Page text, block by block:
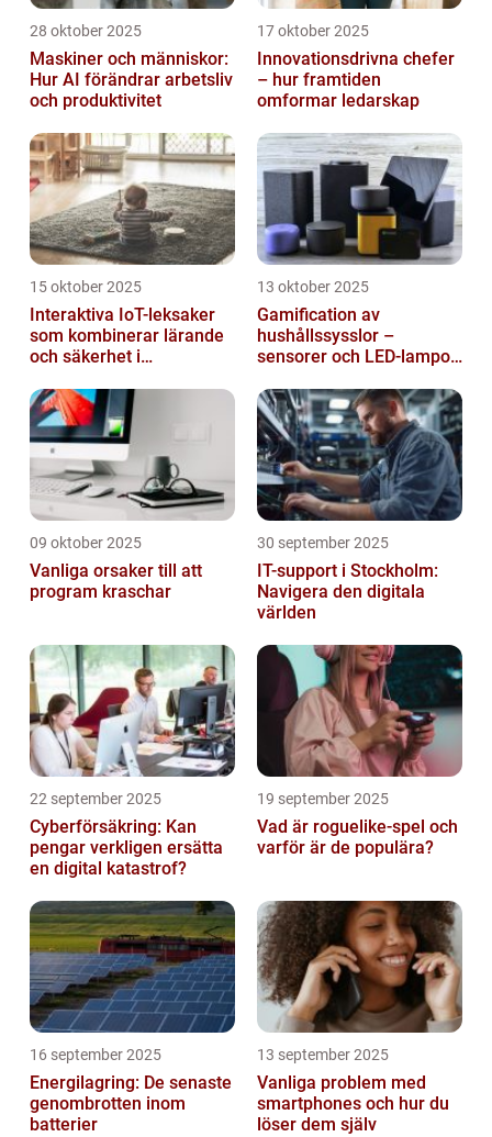
28 oktober 2025
Maskiner och människor:
Hur AI förändrar arbetsliv
och produktivitet
17 oktober 2025
Innovationsdrivna chefer
– hur framtiden
omformar ledarskap
15 oktober 2025
Interaktiva IoT-leksaker
som kombinerar lärande
och säkerhet i
13 oktober 2025
Gamification av
hushållssysslor –
sensorer och LED-lampor
09 oktober 2025
Vanliga orsaker till att
program kraschar
30 september 2025
IT-support i Stockholm:
Navigera den digitala
världen
22 september 2025
Cyberförsäkring: Kan
pengar verkligen ersätta
en digital katastrof?
19 september 2025
Vad är roguelike-spel och
varför är de populära?
16 september 2025
Energilagring: De senaste
genombrotten inom
batterier
13 september 2025
Vanliga problem med
smartphones och hur du
löser dem själv